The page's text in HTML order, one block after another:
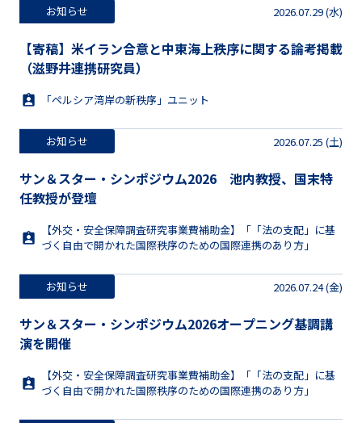
お知らせ 2026.07.29 (水)
【寄稿】米イラン合意と中東海上秩序に関する論考掲載
（滋野井連携研究員）
「ペルシア湾岸の新秩序」ユニット
お知らせ 2026.07.25 (土)
サン＆スター・シンポジウム2026 池内教授、国末特
任教授が登壇
【外交・安全保障調査研究事業費補助金】「「法の支配」に基
づく自由で開かれた国際秩序のための国際連携のあり方」
お知らせ 2026.07.24 (金)
サン＆スター・シンポジウム2026オープニング基調講
演を開催
【外交・安全保障調査研究事業費補助金】「「法の支配」に基
づく自由で開かれた国際秩序のための国際連携のあり方」